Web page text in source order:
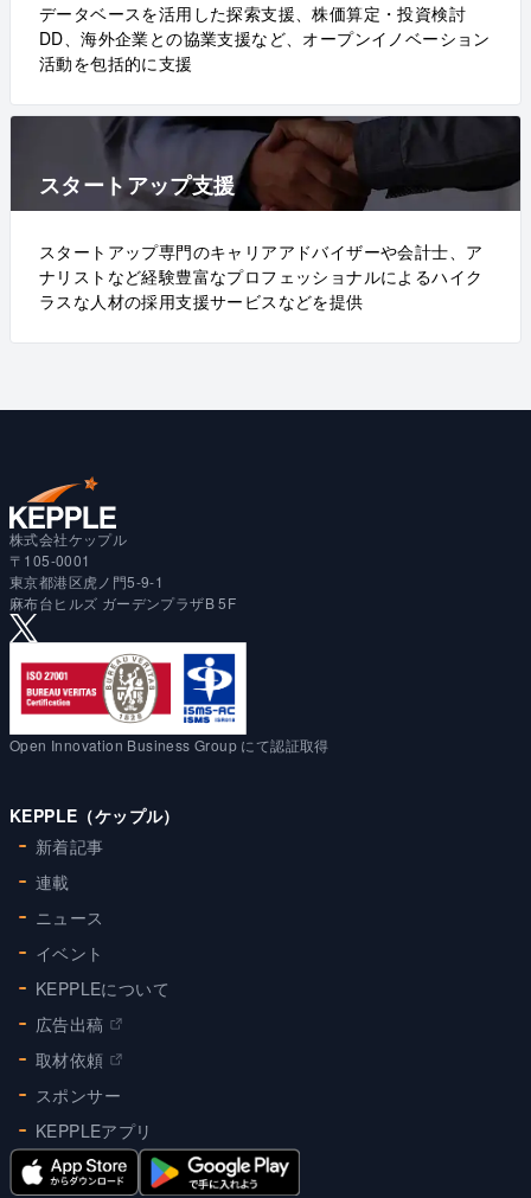
データベースを活用した探索支援、株価算定・投資検討
DD、海外企業との協業支援など、オープンイノベーション
活動を包括的に支援
スタートアップ支援
スタートアップ専門のキャリアアドバイザーや会計士、ア
ナリストなど経験豊富なプロフェッショナルによるハイク
ラスな人材の採用支援サービスなどを提供
株式会社ケップル
〒105-0001
東京都港区虎ノ門5-9-1
麻布台ヒルズ ガーデンプラザB 5F
Open Innovation Business Group にて認証取得
KEPPLE（ケップル）
新着記事
連載
ニュース
イベント
KEPPLEについて
広告出稿
取材依頼
スポンサー
KEPPLEアプリ